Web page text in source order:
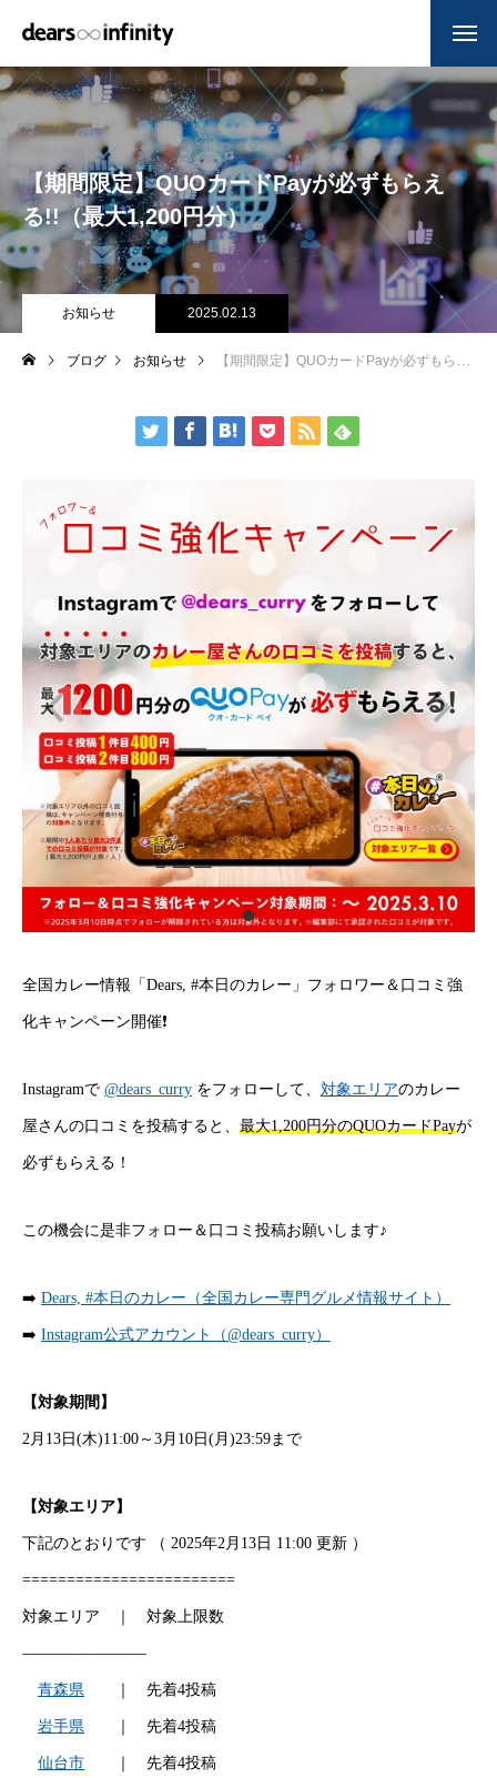
【期間限定】QUOカードPayが必ずもらえ
る!!（最大1,200円分）
お知らせ 2025.02.13
ブログ お知らせ 【期間限定】QUOカードPayが必ずもらえる!!（最大1,200円分）
全国カレー情報「Dears, #本日のカレー」フォロワー＆口コミ強
化キャンペーン開催❗
Instagramで @dears_curry をフォローして、 対象エリアのカレー
屋さんの口コミを投稿すると、 最大1,200円分のQUOカードPayが
必ずもらえる！
この機会に是非フォロー＆口コミ投稿お願いします♪
➡️ Dears, #本日のカレー（全国カレー専門グルメ情報サイト）
➡️ Instagram公式アカウント（@dears_curry）
【対象期間】
2月13日(木)11:00～3月10日(月)23:59まで
【対象エリア】
下記のとおりです （ 2025年2月13日 11:00 更新 ）
========================
対象エリア ｜ 対象上限数
————————
青森県 ｜ 先着4投稿
岩手県 ｜ 先着4投稿
仙台市 ｜ 先着4投稿